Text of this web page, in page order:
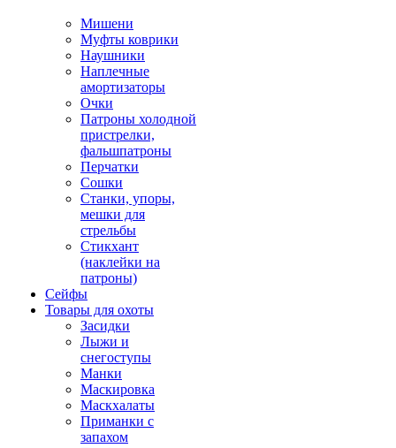
Мишени
Муфты коврики
Наушники
Наплечные
амортизаторы
Очки
Патроны холодной
пристрелки,
фальшпатроны
Перчатки
Сошки
Станки, упоры,
мешки для
стрельбы
Стикхант
(наклейки на
патроны)
Сейфы
Товары для охоты
Засидки
Лыжи и
снегоступы
Манки
Маскировка
Маскхалаты
Приманки с
запахом